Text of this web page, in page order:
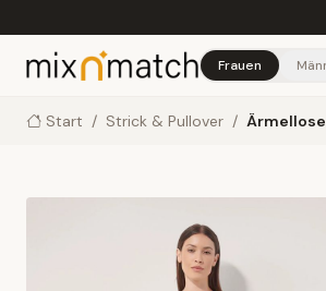
Frauen
Start / Strick & Pullover /